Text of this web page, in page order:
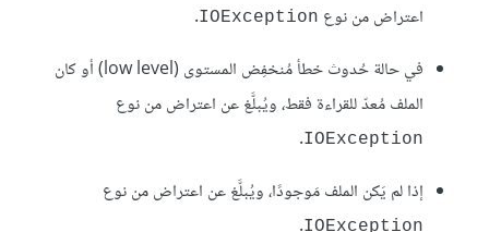
اعتراض من نوع IOException
.
في حالة حُدوث خطأ مُنخفِض المستوى (low level) أو كان
الملف مُعدّ للقراءة فقط، ويُبلَّغ عن اعتراض من نوع
IOException
.
إذا لم يَكن الملف مَوجودًا، ويُبلَّغ عن اعتراض من نوع
IOException